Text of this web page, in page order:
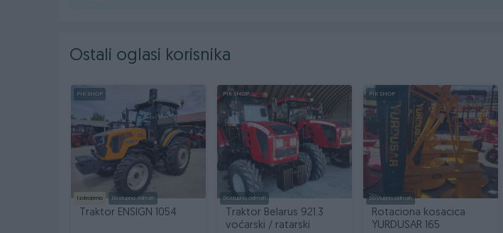
Ostali oglasi korisnika
PIK SHOP
Izdvojeno Dostupno odmah
Traktor ENSIGN 1054
PIK SHOP
Dostupno odmah
Traktor Belarus 921.3
voćarski / ratarski
PIK SHOP
Dostupno odmah
Rotaciona kosacica
YURDUSAR 165